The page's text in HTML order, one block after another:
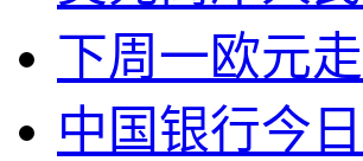
下周一欧元
中国银行今